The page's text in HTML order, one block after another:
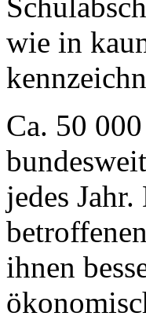
wie in
Ca. 50
jedes
ihnen